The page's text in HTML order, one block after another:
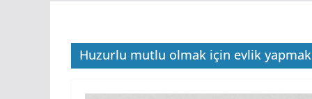
Huzurlu mutlu olmak için evlik